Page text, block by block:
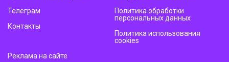
Телеграм
Контакты
Политика обработки
персональных данных
Политика использования
cookies
Реклама на сайте